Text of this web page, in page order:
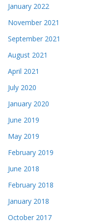
January 2022
November 2021
September 2021
August 2021
April 2021
July 2020
January 2020
June 2019
May 2019
February 2019
June 2018
February 2018
January 2018
October 2017